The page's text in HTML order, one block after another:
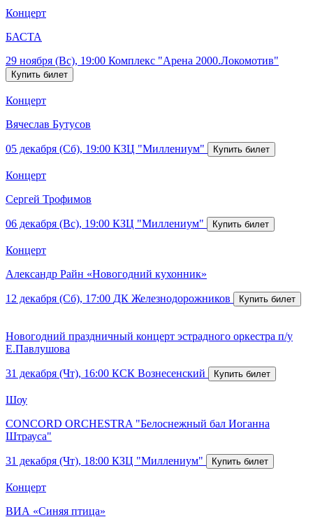
Концерт
БАСТА
29 ноября (Вс), 19:00 Комплекс "Арена 2000.Локомотив"
Концерт
Вячеслав Бутусов
05 декабря (Сб), 19:00 КЗЦ "Миллениум"
Концерт
Сергей Трофимов
06 декабря (Вс), 19:00 КЗЦ "Миллениум"
Концерт
Александр Райн «Новогодний кухонник»
12 декабря (Сб), 17:00 ДК Железнодорожников
Новогодний праздничный концерт эстрадного оркестра п/у
Е.Павлушова
31 декабря (Чт), 16:00 КСК Вознесенский
Шоу
CONCORD ORCHESTRA "Белоснежный бал Иоганна
Штрауса"
31 декабря (Чт), 18:00 КЗЦ "Миллениум"
Концерт
ВИА «Синяя птица»